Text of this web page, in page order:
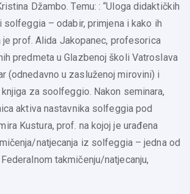
Džambo. Temu: : “Uloga didaktičkih
solfeggia – odabir, primjena i kako ih
prof. Alida Jakopanec, profesorica
predmeta u Glazbenoj školi Vatroslava
(odnedavno u zasluženoj mirovini) i
za soolfeggio. Nakon seminara,
aktiva nastavnika solfeggia pod
Kustura, prof. na kojoj je urađena
natjecanja iz solfeggia – jedna od
takmičenju/natjecanju,